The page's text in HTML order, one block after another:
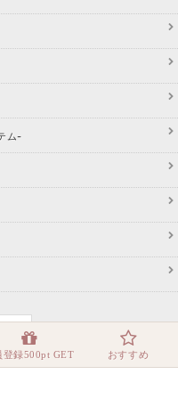
登録500pt GET おすすめ
ム-